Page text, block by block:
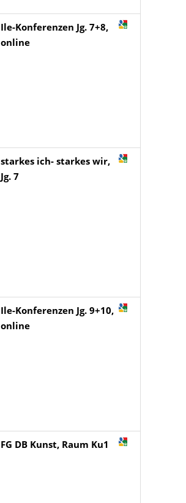
Ile-Konferenzen Jg. 7+8,
online
starkes ich- starkes wir,
Jg. 7
Ile-Konferenzen Jg. 9+10,
online
FG DB Kunst, Raum Ku1